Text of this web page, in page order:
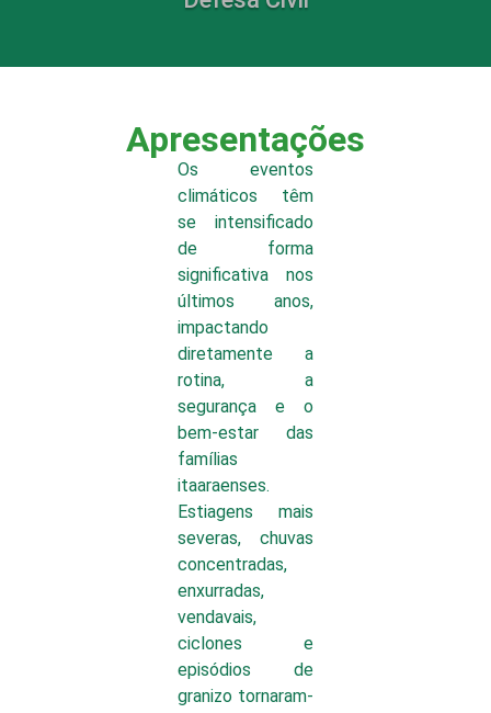
Apresentações
Os eventos
climáticos têm
se intensificado
de forma
significativa nos
últimos anos,
impactando
diretamente a
rotina, a
segurança e o
bem-estar das
famílias
itaaraenses.
Estiagens mais
severas, chuvas
concentradas,
enxurradas,
vendavais,
ciclones e
episódios de
granizo tornaram-